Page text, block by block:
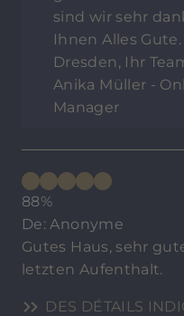
sind wir sehr
Ihnen Alles
Dresden, Ihr
Anika Müller -
Manager
88%
De: Anonyme
Gutes Haus, sehr
letzten Aufenthalt.
DES DÉTAILS